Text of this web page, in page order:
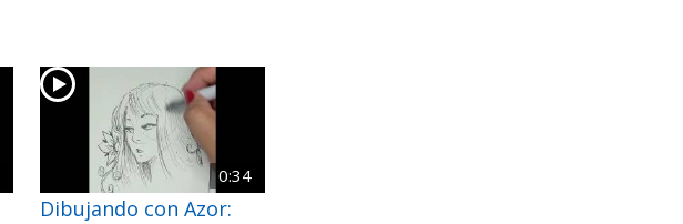
0:34
Dibujando con Azor: